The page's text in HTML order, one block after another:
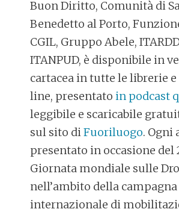
Buon Diritto, Comunità di
Benedetto al Porto,
CGIL, Gruppo Abele,
ITANPUD, è disponibile in
cartacea in tutte le librerie
line, presentatoin podcast
leggibile e scaricabile
sul sito diFuoriluogo. Ogni
presentato in occasione del
Giornata mondiale sulle
nell’ambito della campagna
internazionale di